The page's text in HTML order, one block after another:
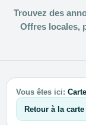
Trouvez des
Offres locales,
Vous êtes ici:
Retour à la